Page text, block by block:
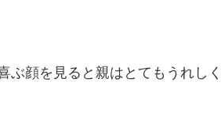
ぶ顔を見ると親はとてもうれしく